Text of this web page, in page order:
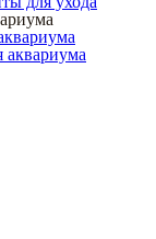
аквариума